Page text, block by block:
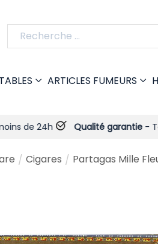
ARTICLES FUMEURS
Qualité garantie- Toujours !
/ Cigares / Partagas Mille